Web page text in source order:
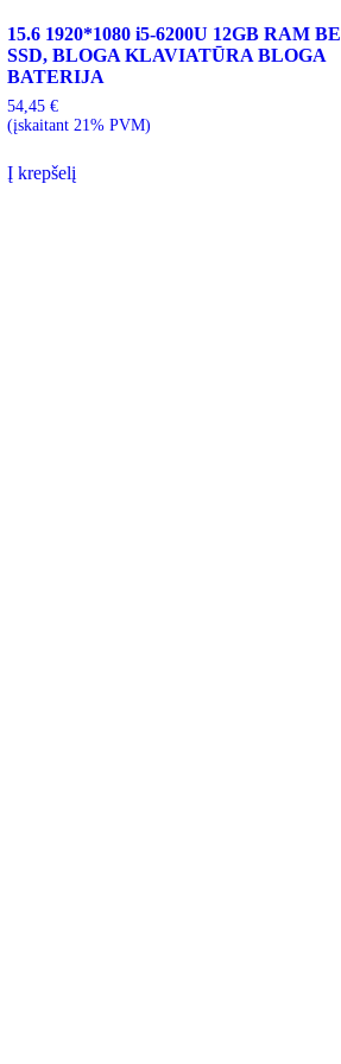
15.6 1920*1080 i5-6200U 12GB RAM BE
SSD, BLOGA KLAVIATŪRA BLOGA
BATERIJA
54,45€
(įskaitant 21% PVM)
Į krepšelį